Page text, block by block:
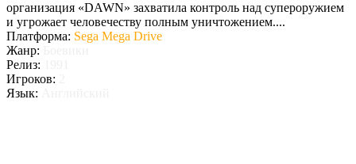
организация «DAWN» захватила контроль над супероружием
и угрожает человечеству полным уничтожением....
Платформа: Sega Mega Drive
Жанр:
Релиз:
Игроков:
Язык: